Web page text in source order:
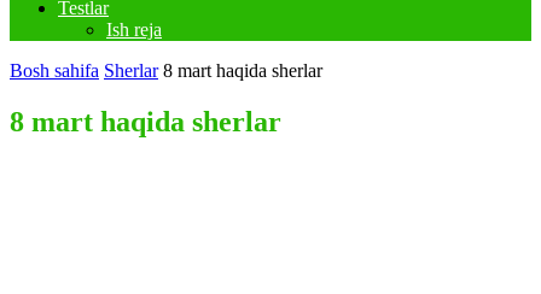
Testlar
Ish reja
Bosh sahifa Sherlar 8 mart haqida sherlar
8 mart haqida sherlar